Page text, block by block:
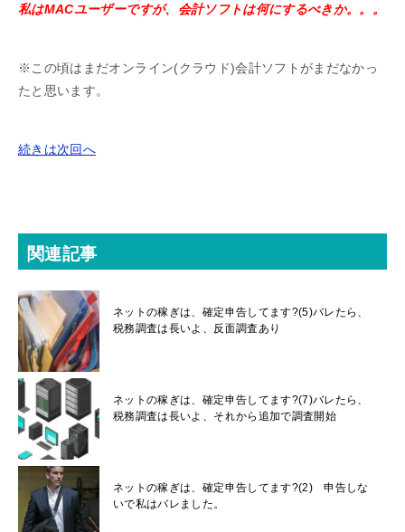
私はMACユーザーですが、会計ソフトは何にするべきか。。。
※この頃はまだオンライン(クラウド)会計ソフトがまだなかっ
たと思います。
続きは次回へ
関連記事
ネットの稼ぎは、確定申告してます?(5)バレたら、
税務調査は長いよ、反面調査あり
ネットの稼ぎは、確定申告してます?(7)バレたら、
税務調査は長いよ、それから追加で調査開始
ネットの稼ぎは、確定申告してます?(2) 申告しな
いで私はバレました。